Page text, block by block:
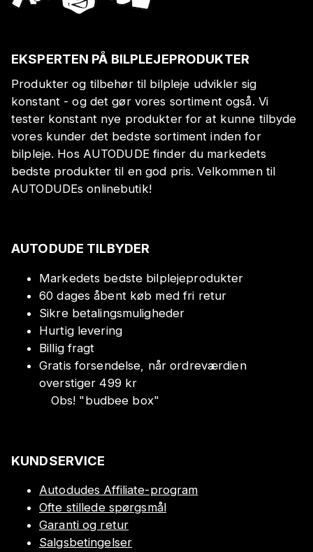
EKSPERTEN PÅ BILPLEJEPRODUKTER
Produkter og tilbehør til bilpleje udvikler sig
konstant - og det gør vores sortiment også. Vi
tester konstant nye produkter for at kunne tilbyde
vores kunder det bedste sortiment inden for
bilpleje. Hos AUTODUDE finder du markedets
bedste produkter til en god pris. Velkommen til
AUTODUDEs onlinebutik!
AUTODUDE TILBYDER
Markedets bedste bilplejeprodukter
60 dages åbent køb med fri retur
Sikre betalingsmuligheder
Hurtig levering
Billig fragt
Gratis forsendelse, når ordreværdien
overstiger 499 kr
Obs! "budbee box"
KUNDSERVICE
Autodudes Affiliate-program
Ofte stillede spørgsmål
Garanti og retur
Salgsbetingelser